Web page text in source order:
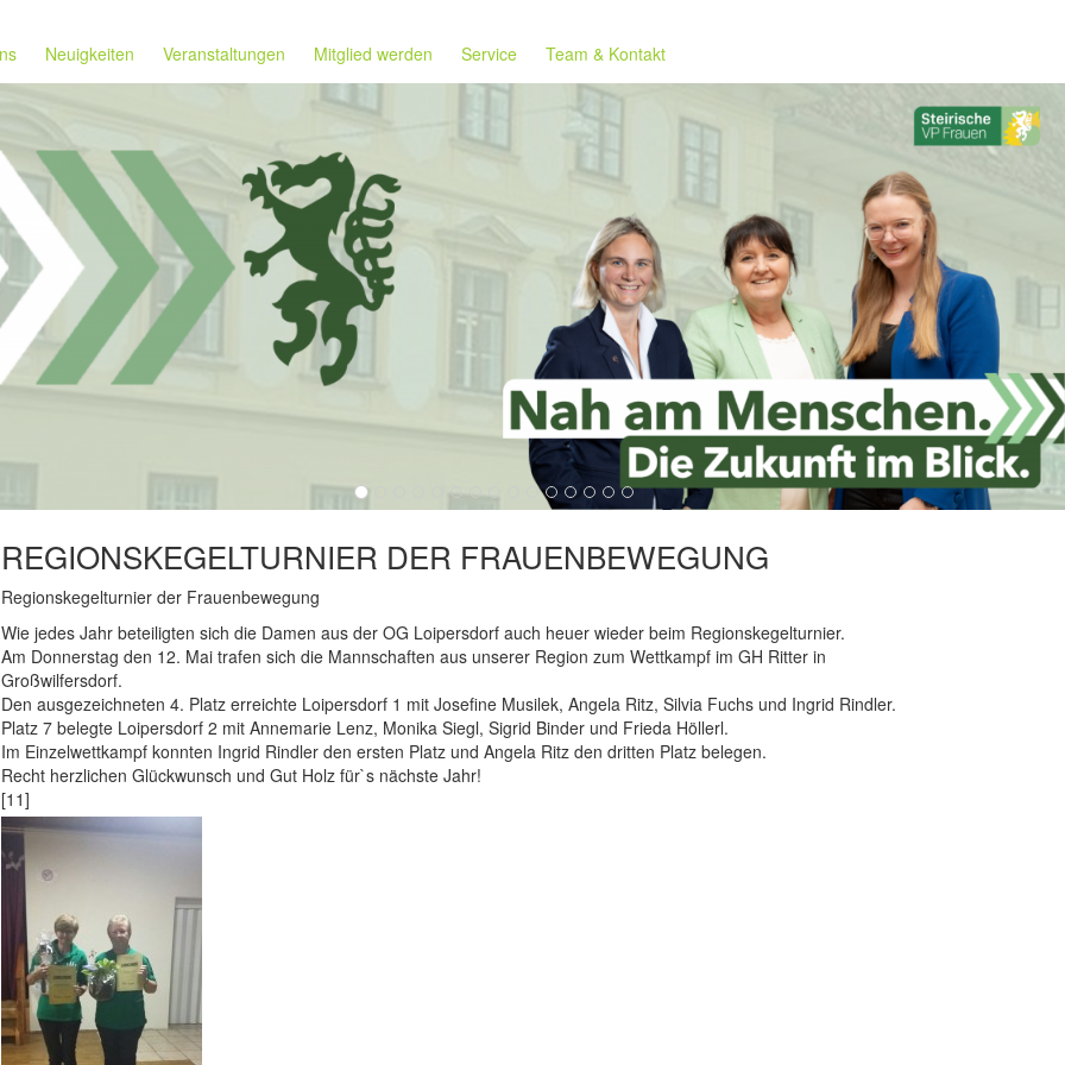
Neuigkeiten Veranstaltungen Mitglied werden Service Team & Kontakt
REGIONSKEGELTURNIER DER FRAUENBEWEGUNG
Regionskegelturnier der Frauenbewegung
Wie jedes Jahr beteiligten sich die Damen aus der OG Loipersdorf auch heuer wieder beim Regionskegelturnier.
Am Donnerstag den 12. Mai trafen sich die Mannschaften aus unserer Region zum Wettkampf im GH Ritter in
Großwilfersdorf.
Den ausgezeichneten 4. Platz erreichte Loipersdorf 1 mit Josefine Musilek, Angela Ritz, Silvia Fuchs und Ingrid Rindler.
Platz 7 belegte Loipersdorf 2 mit Annemarie Lenz, Monika Siegl, Sigrid Binder und Frieda Höllerl.
Im Einzelwettkampf konnten Ingrid Rindler den ersten Platz und Angela Ritz den dritten Platz belegen.
Recht herzlichen Glückwunsch und Gut Holz für`s nächste Jahr!
[11]